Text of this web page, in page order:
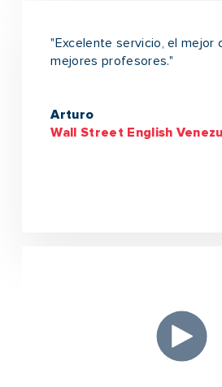
"Excelente servicio, el mejor
mejores profesores."
Arturo
Wall Street English